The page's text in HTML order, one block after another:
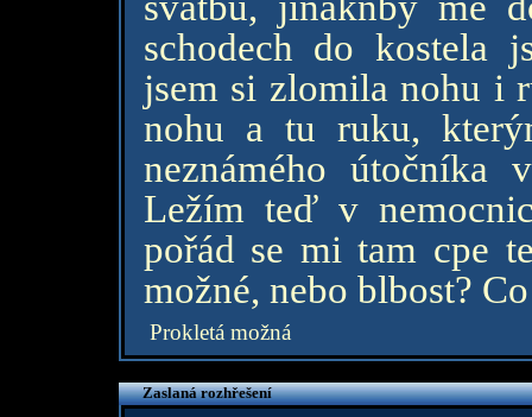
schodech do kostela
jsem si zlomila nohu i
nohu a tu ruku,
neznámého
Ležím teď v
pořád se mi tam cpe
možné, nebo blbost?
Prokletá možná
Zaslaná rozhřešení